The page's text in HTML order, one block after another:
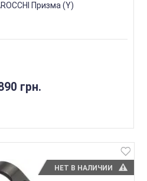
Призма (Y)
грн.
НЕТ В НАЛИЧИИ